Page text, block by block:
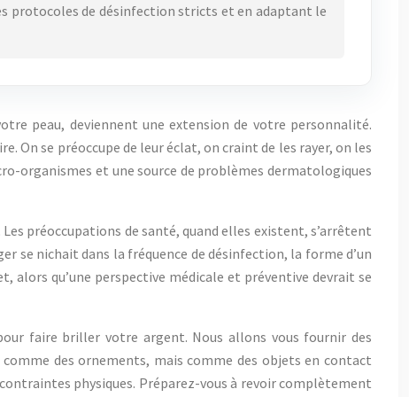
protocoles de désinfection stricts et en adaptant le
peau, deviennent une extension de votre personnalité.
se préoccupe de leur éclat, on craint de les rayer, on les
organismes et une source de problèmes dermatologiques
préoccupations de santé, quand elles existent, s’arrêtent
se nichait dans la fréquence de désinfection, la forme d’un
alors qu’une perspective médicale et préventive devrait se
faire briller votre argent. Nous allons vous fournir des
des ornements, mais comme des objets en contact
physiques. Préparez-vous à revoir complètement